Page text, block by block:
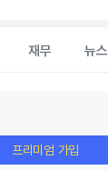
재무 뉴스
프리미엄 가입